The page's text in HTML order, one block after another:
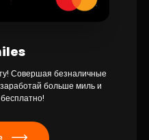
Совершая безналичные
больше миль и